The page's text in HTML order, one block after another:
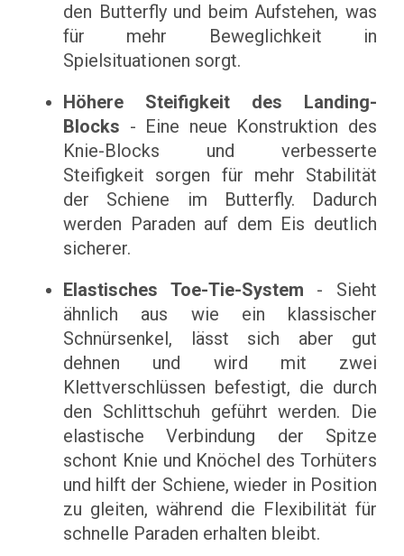
den Butterfly und beim Aufstehen, was
für mehr Beweglichkeit in
Spielsituationen sorgt.
Höhere Steifigkeit des Landing-
Blocks - Eine neue Konstruktion des
Knie-Blocks und verbesserte
Steifigkeit sorgen für mehr Stabilität
der Schiene im Butterfly. Dadurch
werden Paraden auf dem Eis deutlich
sicherer.
Elastisches Toe-Tie-System - Sieht
ähnlich aus wie ein klassischer
Schnürsenkel, lässt sich aber gut
dehnen und wird mit zwei
Klettverschlüssen befestigt, die durch
den Schlittschuh geführt werden. Die
elastische Verbindung der Spitze
schont Knie und Knöchel des Torhüters
und hilft der Schiene, wieder in Position
zu gleiten, während die Flexibilität für
schnelle Paraden erhalten bleibt.